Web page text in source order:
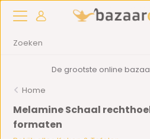
De grootste online
Home
Melamine Schaal
formaten